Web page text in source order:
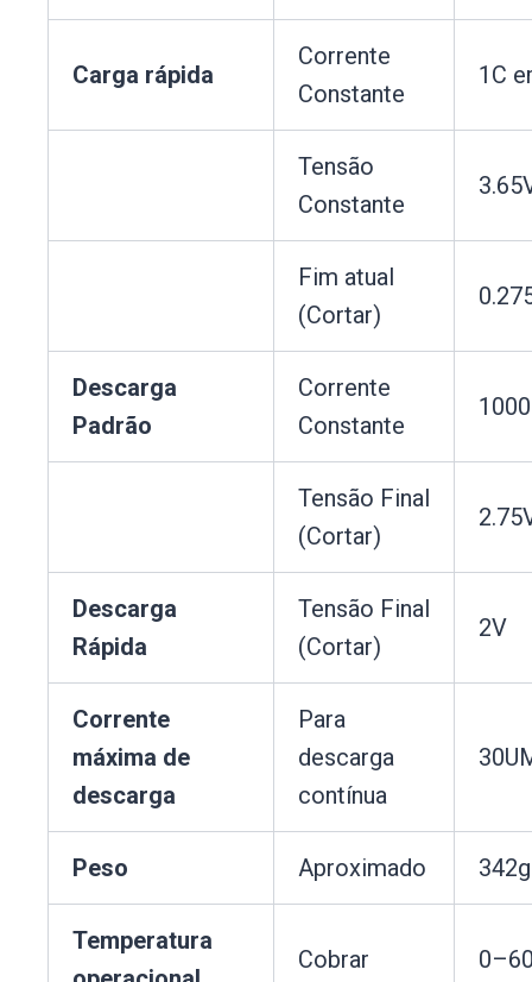
Carga rápida
Corrente
Constante
1C
Tensão
Constante
Fim atual
(Cortar)
Descarga
Padrão
Corrente
Constante
Tensão Final
(Cortar)
Descarga
Rápida
Tensão Final
(Cortar)
2V
Corrente
máxima de
descarga
Para
descarga
contínua
Peso Aproximado 342g
Temperatura
Cobrar